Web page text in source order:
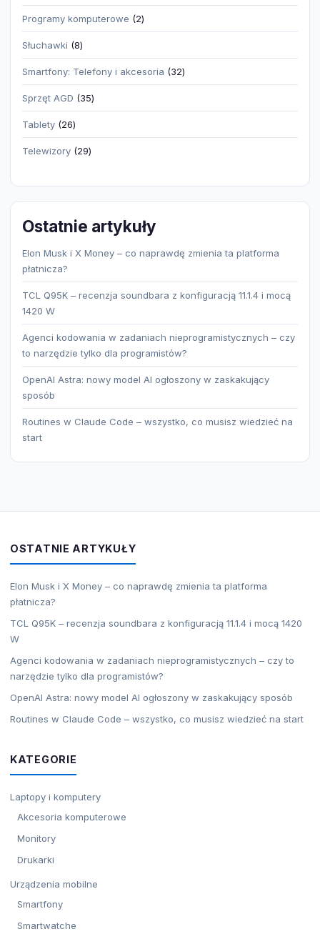
produktów
Programy komputerowe
22
produkty
Słuchawki
88
produktów
Smartfony: Telefony i akcesoria
3232
produkty
Sprzęt AGD
3535
produktów
Tablety
2626
produktów
Telewizory
2929
Ostatnie artykuły
Elon Musk i X Money – co naprawdę zmienia ta platforma
płatnicza?
TCL Q95K – recenzja soundbara z konfiguracją 11.1.4 i mocą
1420 W
Agenci kodowania w zadaniach nieprogramistycznych – czy
to narzędzie tylko dla programistów?
OpenAI Astra: nowy model AI ogłoszony w zaskakujący
sposób
Routines w Claude Code – wszystko, co musisz wiedzieć na
start
OSTATNIE ARTYKUŁY
Elon Musk i X Money – co naprawdę zmienia ta platforma
płatnicza?
TCL Q95K – recenzja soundbara z konfiguracją 11.1.4 i mocą 1420
W
Agenci kodowania w zadaniach nieprogramistycznych – czy to
narzędzie tylko dla programistów?
OpenAI Astra: nowy model AI ogłoszony w zaskakujący sposób
Routines w Claude Code – wszystko, co musisz wiedzieć na start
KATEGORIE
Laptopy i komputery
Akcesoria komputerowe
Monitory
Drukarki
Urządzenia mobilne
Smartfony
Smartwatche